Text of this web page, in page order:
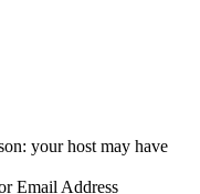
your host may have
Email Address